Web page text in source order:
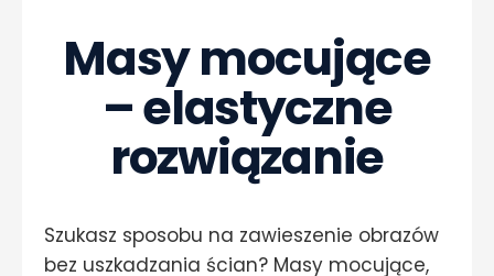
Masy mocujące
– elastyczne
rozwiązanie
Szukasz sposobu na zawieszenie obrazów
bez uszkadzania ścian? Masy mocujące,